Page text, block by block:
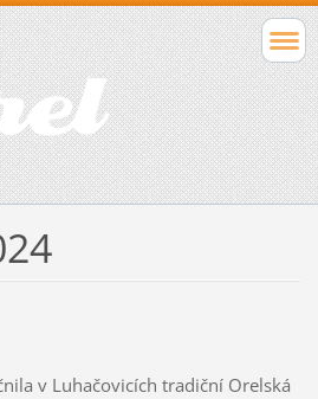
v Luhačovicích tradiční Orelská